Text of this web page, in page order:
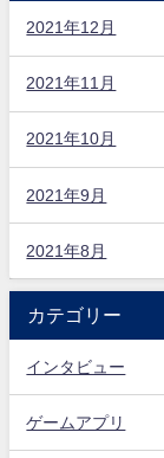
2021年12月
2021年11月
2021年10月
2021年9月
2021年8月
カテゴリー
インタビュー
ゲームアプリ